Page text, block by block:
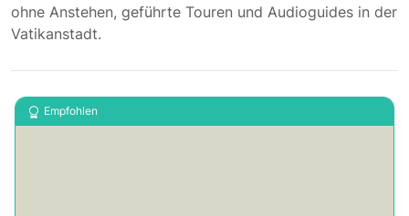
ohne Anstehen, geführte Touren und Audioguides in der
Vatikanstadt.
Empfohlen